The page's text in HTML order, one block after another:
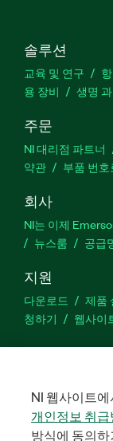
솔루션
교육 및 연구
용 장비
생명
주문
NI 대리점 파트너
약관
부품 번
회사
NI는 이제
뉴스룸
공급
지원
다운로드 제품
청하기
웹사이
©NATIONAL
NI 웹사이트
개인정보 취급
방식에 동의